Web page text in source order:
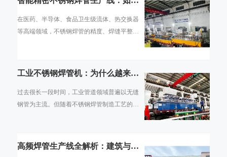
在医药、半导体、食品卫生级流体、热交换器
等高端领域，不锈钢焊管的精度、焊缝平整
机
工业不锈钢焊管机：为什么越来越
过去很长一段时间，工业管道领域普遍以无缝
钢管为主流。但随着不锈钢焊管制造工艺的持
高频焊管生产线全解析：建筑与交